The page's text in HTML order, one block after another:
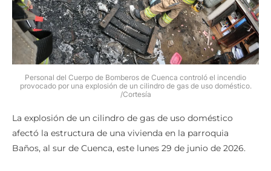
Personal del Cuerpo de Bomberos de Cuenca controló el incendio
provocado por una explosión de un cilindro de gas de uso doméstico.
/Cortesía
La explosión de un cilindro de gas de uso doméstico
afectó la estructura de una vivienda en la parroquia
Baños, al sur de Cuenca, este lunes 29 de junio de 2026.